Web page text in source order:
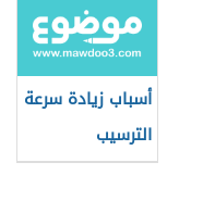
أسباب زيادة سرعة
الترسيب